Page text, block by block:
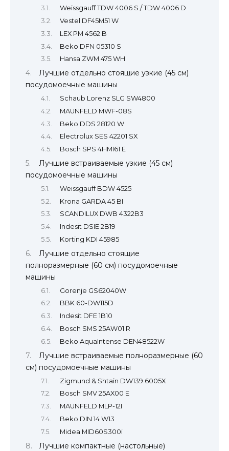
Weissgauff TDW 4006 S / TDW 4006 D
Vestel DF45M51 W
LEX PM 4562 B
Beko DFN 05310 S
Hansa ZWM 475 WH
Лучшие отдельно стоящие узкие (45 см)
посудомоечные машины
Schaub Lorenz SLG SW4800
MAUNFELD MWF-08S
Beko DDS 28120 W
Electrolux SES 42201 SX
Bosch SPS 4HMI61 E
Лучшие встраиваемые узкие (45 см)
посудомоечные машины
Weissgauff BDW 4525
Krona GARDA 45 BI
SCANDILUX DWB 4322B3
Indesit DSIE 2B19
Korting KDI 45985
Лучшие отдельно стоящие
полноразмерные (60 см) посудомоечные
машины
Gorenje GS62040W
BBK 60-DW115D
Indesit DFE 1B10
Bosch SMS 25AW01 R
Beko AquaIntense DEN48522W
Лучшие встраиваемые полноразмерные (60
см) посудомоечные машины
Zigmund & Shtain DW139.6005X
Bosch SMV 25AX00 E
MAUNFELD MLP-12I
Beko DIN 14 W13
Midea MID60S300i
Лучшие компактные (настольные)